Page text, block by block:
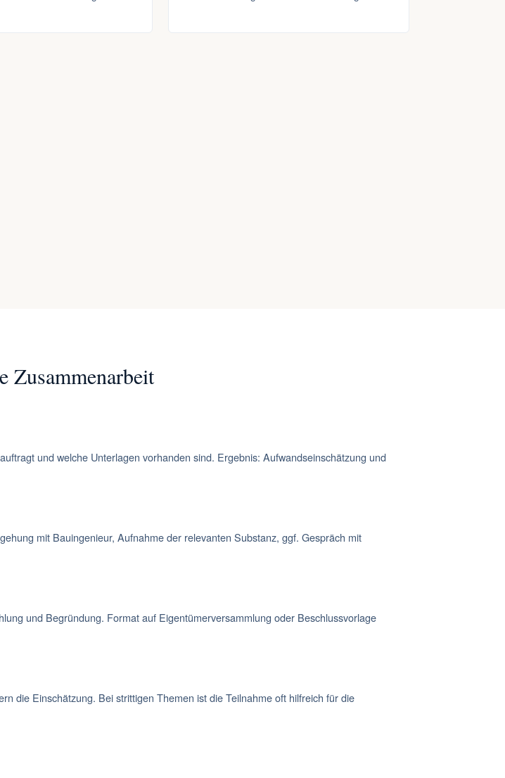
Zusammenarbeit
und welche Unterlagen vorhanden sind. Ergebnis: Aufwandseinschätzung und
mit Bauingenieur, Aufnahme der relevanten Substanz, ggf. Gespräch mit
und Begründung. Format auf Eigentümerversammlung oder Beschlussvorlage
die Einschätzung. Bei strittigen Themen ist die Teilnahme oft hilfreich für die